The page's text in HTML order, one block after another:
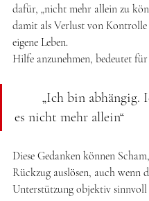
dafür, „nicht mehr allein zu
damit als Verlust von Kontrolle
eigene Leben.
Hilfe anzunehmen, bedeutet für
es nicht mehr allein“
Diese Gedanken können
Rückzug auslösen, auch wenn
Unterstützung objektiv sinnvoll